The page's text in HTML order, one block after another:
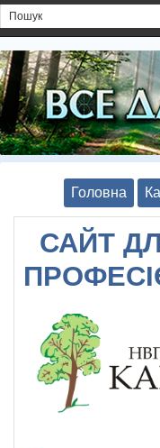
Головна
САЙТ